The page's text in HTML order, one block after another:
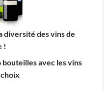
diversité des vins de
!
bouteilles avec les vins